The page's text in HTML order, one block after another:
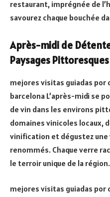
restaurant, imprégnée de
savourez chaque bouchée
Après-midi de
Paysages Pittoresques
mejores visitas guiadas
barcelona L’après-midi se
de vin dans les environs
domaines vinicoles locaux,
vinification et dégustez
renommés. Chaque verre
le terroir unique de la région.
mejores visitas guiadas